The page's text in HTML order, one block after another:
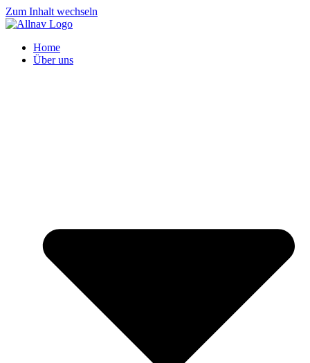
Zum Inhalt wechseln
Home
Über uns